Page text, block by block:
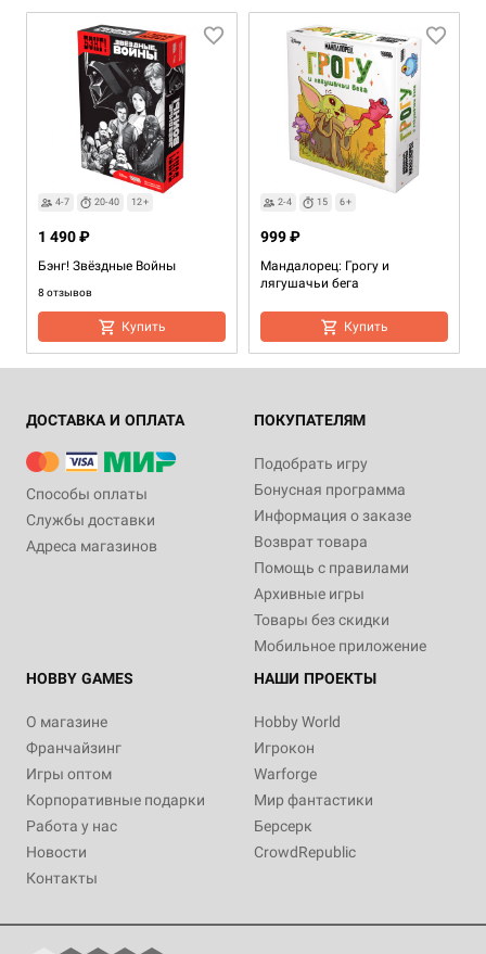
4-7 20-40 12+
Бэнг! Звёздные Войны
8 отзывов
1 490 ₽
Купить
2-4 15 6+
Мандалорец: Грогу и
лягушачьи бега
999 ₽
Купить
2 90-120 Eng
ДОСТАВКА И ОПЛАТА
Способы оплаты
Службы доставки
Адреса магазинов
ПОКУПАТЕЛЯМ
Подобрать игру
Бонусная программа
Информация о заказе
Возврат товара
Помощь с правилами
Архивные игры
Товары без скидки
Мобильное приложение
HOBBY GAMES
О магазине
Франчайзинг
Игры оптом
Корпоративные подарки
Работа у нас
Новости
Контакты
НАШИ ПРОЕКТЫ
Hobby World
Игрокон
Warforge
Мир фантастики
Берсерк
CrowdRepublic